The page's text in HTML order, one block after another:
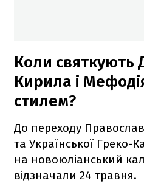
Коли святкують
Кирила і
стилем?
До переходу
та Української Греко-
на новоюліанський
відзначали 24 травня.